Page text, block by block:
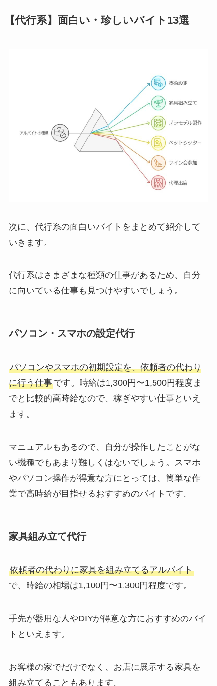
【代行系】面白い・珍しいバイト13選
次に、代行系の面白いバイトをまとめて紹介して
いきます。
代行系はさまざまな種類の仕事があるため、自分
に向いている仕事も見つけやすいでしょう。
パソコン・スマホの設定代行
パソコンやスマホの初期設定を、依頼者の代わり
に行う仕事です。時給は1,300円〜1,500円程度ま
でと比較的高時給なので、稼ぎやすい仕事といえ
ます。
マニュアルもあるので、自分が操作したことがな
い機種でもあまり難しくはないでしょう。スマホ
やパソコン操作が得意な方にとっては、簡単な作
業で高時給が目指せるおすすめのバイトです。
家具組み立て代行
依頼者の代わりに家具を組み立てるアルバイト
で、時給の相場は1,100円〜1,300円程度です。
手先が器用な人やDIYが得意な方におすすめのバイ
トといえます。
お客様の家でだけでなく、お店に展示する家具を
組み立てることもあります。